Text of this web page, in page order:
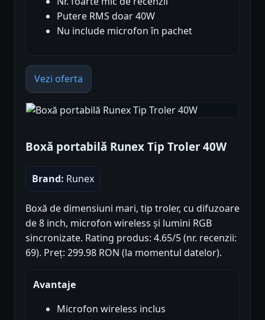
Putere RMS doar 40W
Nu include microfon în pachet
Vezi oferta
Boxă portabilă Runex Tip Troler 40W
Brand: Runex
Boxă de dimensiuni mari, tip troler, cu difuzoare
de 8 inch, microfon wireless și lumini RGB
sincronizate. Rating produs: 4.65/5 (nr. recenzii:
69). Preț: 299.98 RON (la momentul datelor).
Avantaje
Microfon wireless inclus